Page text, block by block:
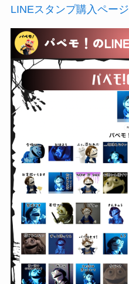
LINEスタンプ購入ページ